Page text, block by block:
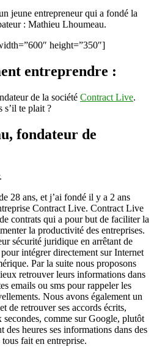
de
Contract-
jeune entrepreneur qui a fondé la
: Mathieu Lhoumeau.
height=”350″]
entreprendre :
de la société Contract Live.
s’il te plait ?
fondateur de
28 ans, et j’ai fondé il y a 2 ans
Contract Live. Contract Live
contrats qui a pour but de faciliter la
la productivité des entreprises.
sécurité juridique en arrêtant de
intégrer directement sur Internet
Par la suite nous proposons
retrouver leurs informations dans
emails ou sms pour rappeler les
Nous avons également un
de retrouver ses accords écrits,
secondes, comme sur Google, plutôt
des heures ses informations dans des
fait en entreprise.